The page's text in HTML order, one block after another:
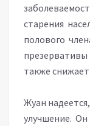
старения
полового
также снижает
Жуан
улучшение. Он